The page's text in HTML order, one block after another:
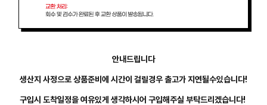
안내드립니다
생산지 사정으로 상품준비에 시간이 걸릴경우 출고가 지연될수있습니다!
구입시 도착일정을 여유있게 생각하시어 구입해주실 부탁드리겠습니다!